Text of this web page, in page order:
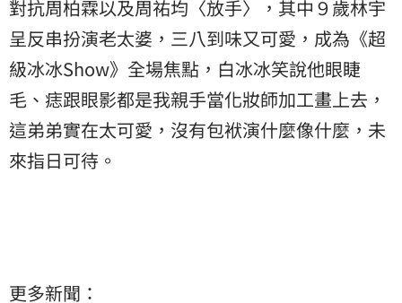
對抗周柏霖以及周祐均〈放手〉，其中９歲林宇
呈反串扮演老太婆，三八到味又可愛，成為《超
級冰冰Show》全場焦點，白冰冰笑說他眼睫
毛、痣跟眼影都是我親手當化妝師加工畫上去，
這弟弟實在太可愛，沒有包袱演什麼像什麼，未
來指日可待。
更多新聞：